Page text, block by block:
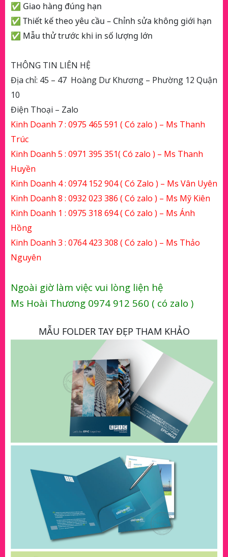
✅ Giao hàng đúng hạn
✅ Thiết kế theo yêu cầu – Chỉnh sửa không giới hạn
✅ Mẫu thử trước khi in số lượng lớn
THÔNG TIN LIÊN HỆ
Địa chỉ: 45 – 47 Hoàng Dư Khương – Phường 12 Quận
10
Điện Thoại – Zalo
Kinh Doanh 7 : 0975 465 591 ( Có zalo ) – Ms Thanh
Trúc
Kinh Doanh 5 : 0971 395 351( Có zalo ) – Ms Thanh
Huyền
Kinh Doanh 4 : 0974 152 904( Có Zalo ) – Ms Vân Uyên
Kinh Doanh 8 : 0932 023 386 ( Có zalo ) – Ms Mỹ Kiên
Kinh Doanh 1 : 0975 318 694( Có zalo ) – Ms Ánh
Hồng
Kinh Doanh 3 : 0764 423 308 ( Có zalo ) – Ms Thảo
Nguyên
Ngoài giờ làm việc vui lòng liện hệ
Ms Hoài Thương 0974 912 560 ( có zalo )
MẪU FOLDER TAY ĐẸP THAM KHẢO